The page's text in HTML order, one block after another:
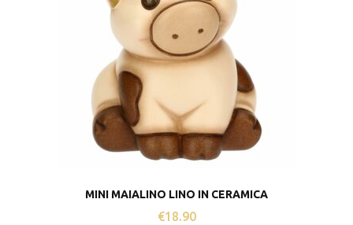
MINI MAIALINO LINO IN CERAMICA
€18.90